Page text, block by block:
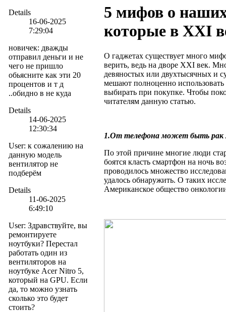
Details
16-06-2025
7:29:04
новичек: дважды
отправил деньги и не
чего не пришло
обьясните как эти 20
процентов и т д
..обидно в не куда
Details
14-06-2025
12:30:34
User: к сожалению на
данную модель
вентилятор не
подберём
Details
11-06-2025
6:49:10
User: Здравствуйте, вы
ремонтируете
ноутбуки? Перестал
работать один из
вентиляторов на
ноутбуке Acer Nitro 5,
который на GPU. Если
да, то можно узнать
сколько это будет
стоить?
5 мифов о
которые в XXI
О гаджетах существует много
верить, ведь на дворе XXI век.
девяностых или двухтысячных и
мешают полноценно
выбирать при покупке. Чтобы
читателям данную статью.
1.От телефона может быть рак
По этой причине многие люди
боятся класть смартфон на ночь
проводилось множество
удалось обнаружить. О таких
Американское общество